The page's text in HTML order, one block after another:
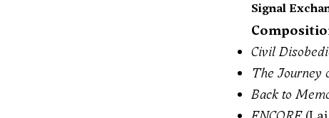
Signal
Civil
The Journey
Back to